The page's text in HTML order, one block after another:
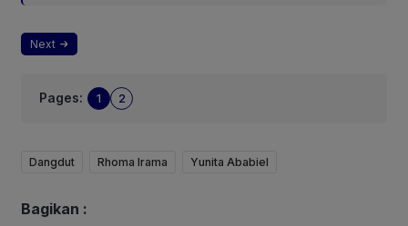
Next
Pages: 1 2
Dangdut Rhoma Irama Yunita Ababiel
Bagikan :